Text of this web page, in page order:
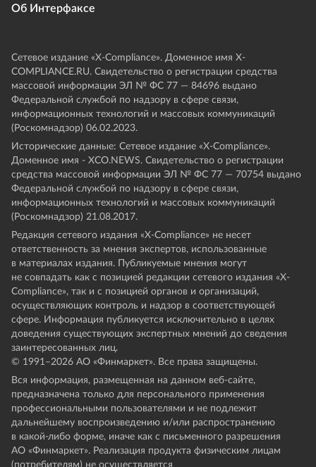
Об Интерфаксе
Сетевое издание «Х-Compliance». Доменное имя X-
COMPLIANCE.RU. Свидетельство о регистрации средства
массовой информации ЭЛ № ФС 77 — 84696 выдано
Федеральной службой по надзору в сфере связи,
информационных технологий и массовых коммуникаций
(Роскомнадзор) 06.02.2023.
Исторические данные: Сетевое издание «Х-Compliance».
Доменное имя - XCO.NEWS. Свидетельство о регистрации
средства массовой информации ЭЛ № ФС 77 — 70754 выдано
Федеральной службой по надзору в сфере связи,
информационных технологий и массовых коммуникаций
(Роскомнадзор) 21.08.2017.
Редакция сетевого издания «X-Compliance» не несет
ответственность за мнения экспертов, использованные
в материалах издания. Публикуемые мнения могут
не совпадать как с позицией редакции сетевого издания «X-
Compliance», так и с позицией органов и организаций,
осуществляющих контроль и надзор в соответствующей
сфере. Информация публикуется исключительно в целях
доведения существующих экспертных мнений до сведения
заинтересованных лиц.
© 1991–2026 АО «Финмаркет». Все права защищены.
Вся информация, размещенная на данном веб-сайте,
предназначена только для персонального применения
профессиональными пользователями и не подлежит
дальнейшему воспроизведению и/или распространению
в какой-либо форме, иначе как с письменного разрешения
АО «Финмаркет». Реализация продукта физическим лицам
(потребителям) не осуществляется